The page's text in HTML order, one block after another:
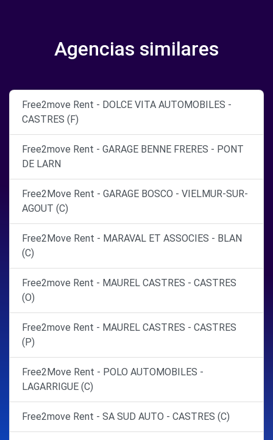
Agencias similares
Free2move Rent - DOLCE VITA AUTOMOBILES -
CASTRES (F)
Free2move Rent - GARAGE BENNE FRERES - PONT
DE LARN
Free2Move Rent - GARAGE BOSCO - VIELMUR-SUR-
AGOUT (C)
Free2Move Rent - MARAVAL ET ASSOCIES - BLAN
(C)
Free2move Rent - MAUREL CASTRES - CASTRES
(O)
Free2move Rent - MAUREL CASTRES - CASTRES
(P)
Free2Move Rent - POLO AUTOMOBILES -
LAGARRIGUE (C)
Free2move Rent - SA SUD AUTO - CASTRES (C)